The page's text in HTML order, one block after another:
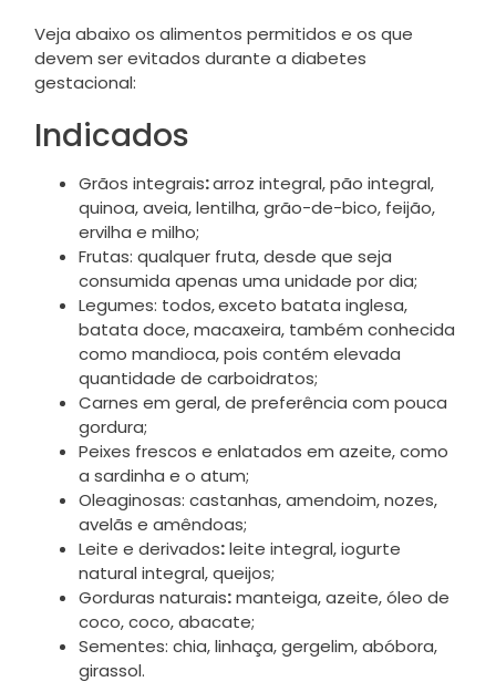
Veja abaixo os alimentos permitidos e os que
devem ser evitados durante a diabetes
gestacional:
Indicados
Grãos integrais:arroz integral, pão integral,
quinoa, aveia, lentilha, grão-de-bico, feijão,
ervilha e milho;
Frutas: qualquer fruta, desde que seja
consumida apenas uma unidade por dia;
Legumes: todos,exceto batata inglesa,
batata doce, macaxeira, também conhecida
como mandioca, pois contém elevada
quantidade de carboidratos;
Carnes em geral, de preferência com pouca
gordura;
Peixes frescos e enlatados em azeite, como
a sardinha e o atum;
Oleaginosas: castanhas, amendoim, nozes,
avelãs e amêndoas;
Leite e derivados:leite integral, iogurte
natural integral, queijos;
Gorduras naturais:manteiga, azeite, óleo de
coco, coco, abacate;
Sementes: chia, linhaça, gergelim, abóbora,
girassol.